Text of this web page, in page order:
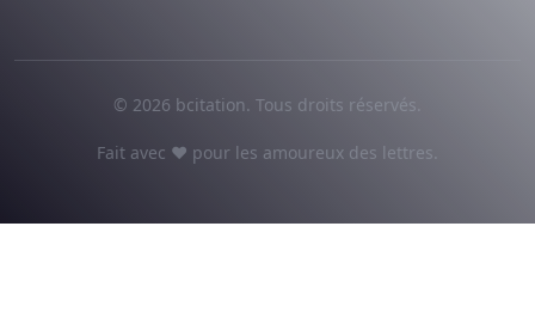
© 2026 bcitation. Tous droits réservés.
Fait avec ♥ pour les amoureux des lettres.